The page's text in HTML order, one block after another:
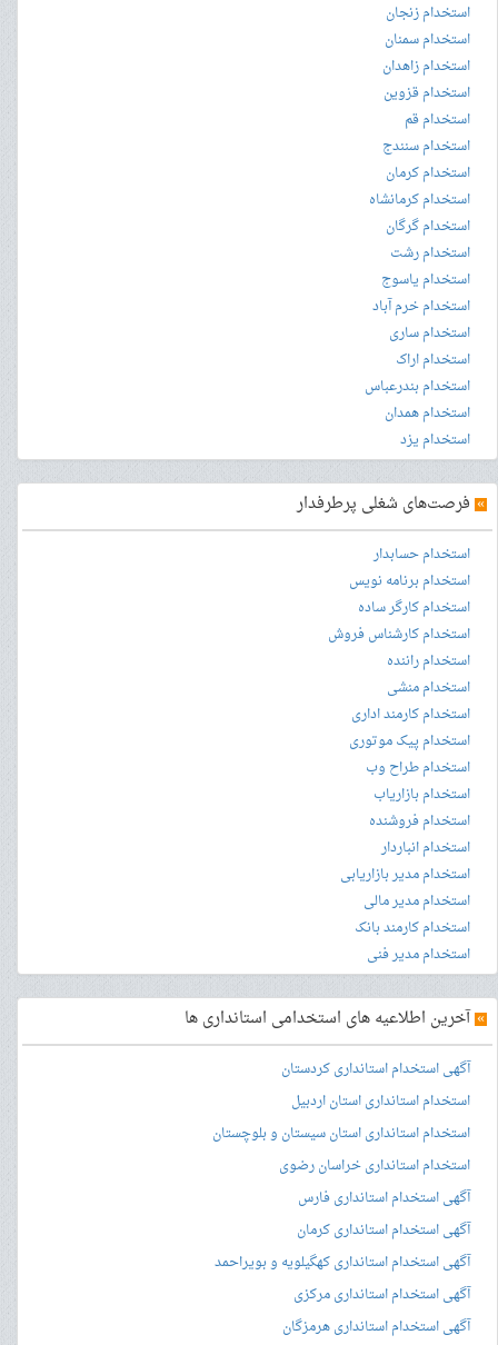
استخدام زنجان
استخدام سمنان
استخدام زاهدان
استخدام قزوین
استخدام قم
استخدام سنندج
استخدام کرمان
استخدام کرمانشاه
استخدام گرگان
استخدام رشت
استخدام یاسوج
استخدام خرم آباد
استخدام ساری
استخدام اراک
استخدام بندرعباس
استخدام همدان
استخدام یزد
» فرصت‌های شغلی پرطرفدار
استخدام حسابدار
استخدام برنامه نویس
استخدام کارگر ساده
استخدام کارشناس فروش
استخدام راننده
استخدام منشی
استخدام کارمند اداری
استخدام پیک موتوری
استخدام طراح وب
استخدام بازاریاب
استخدام فروشنده
استخدام انباردار
استخدام مدیر بازاریابی
استخدام مدیر مالی
استخدام کارمند بانک
استخدام مدیر فنی
»آخرین اطلاعیه های استخدامی استانداری ها
آگهی استخدام استانداری کردستان
استخدام استانداری استان اردبیل
استخدام استانداری استان سیستان و بلوچستان
استخدام استانداری خراسان رضوی
آگهی استخدام استانداری فارس
آگهی استخدام استانداری کرمان
آگهی استخدام استانداری کهگیلویه و بویراحمد
آگهی استخدام استانداری مرکزی
آگهی استخدام استانداری هرمزگان